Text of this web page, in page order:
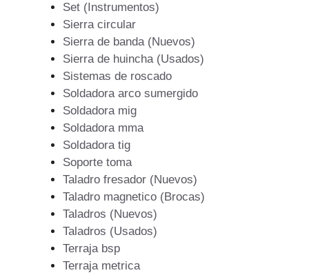
Set (Instrumentos)
Sierra circular
Sierra de banda (Nuevos)
Sierra de huincha (Usados)
Sistemas de roscado
Soldadora arco sumergido
Soldadora mig
Soldadora mma
Soldadora tig
Soporte toma
Taladro fresador (Nuevos)
Taladro magnetico (Brocas)
Taladros (Nuevos)
Taladros (Usados)
Terraja bsp
Terraja metrica